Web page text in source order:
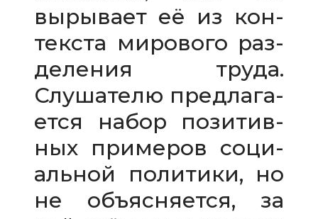
выры­вает её из кон­
тек­ста миро­вого раз­
де­ле­ния труда.
Слушателю пред­ла­га­
ется набор пози­тив­
ных при­ме­ров соци­
аль­ной поли­тики, но
не объ­яс­ня­ется, за